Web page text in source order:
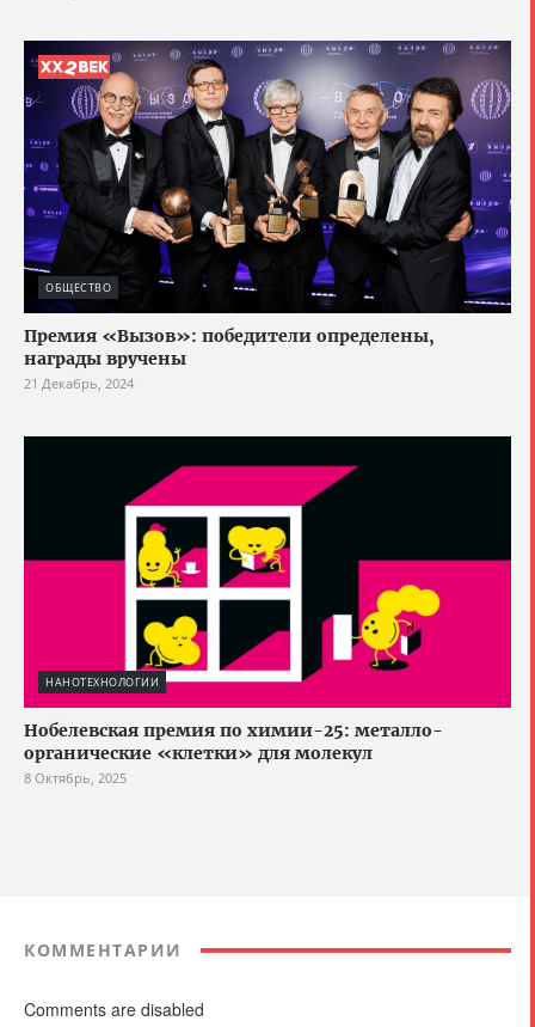
ОБЩЕСТВО
Премия «Вызов»: победители определены,
награды вручены
21 Декабрь, 2024
НАНОТЕХНОЛОГИИ
Нобелевская премия по химии-25: металло-
органические «клетки» для молекул
8 Октябрь, 2025
КОММЕНТАРИИ
Comments are disabled